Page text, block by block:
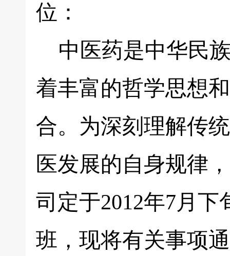
位：
中医药是中华民
着丰富的哲学思想
合。为深刻理解传
医发展的自身规律
司定于2012年7月
班，现将有关事项